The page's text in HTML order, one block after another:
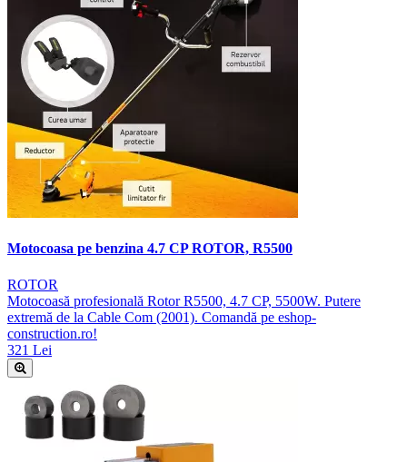
Motocoasa pe benzina 4.7 CP ROTOR, R5500
ROTOR
Motocoasă profesională Rotor R5500, 4.7 CP, 5500W. Putere
extremă de la Cable Com (2001). Comandă pe eshop-
construction.ro!
321 Lei